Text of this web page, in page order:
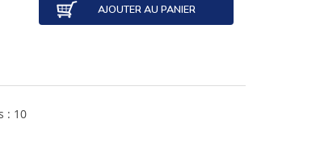
AJOUTER AU PANIER
: 10